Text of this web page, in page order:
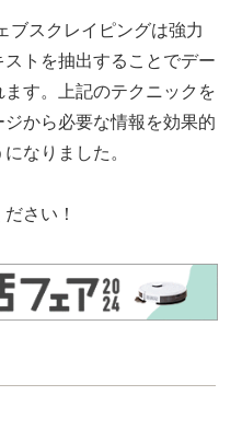
ブスクレイピングは強力
トを抽出することでデー
す。上記のテクニックを
から必要な情報を効果的
なりました。
さい！